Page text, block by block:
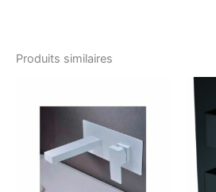
Produits similaires